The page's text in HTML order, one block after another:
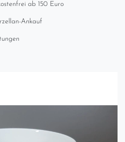
ab 150 Euro
Ankauf